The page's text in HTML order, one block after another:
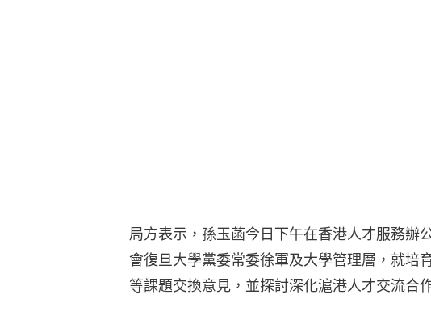
局方表示，孫玉菡今日下午在香港人才服務辦
會復旦大學黨委常委徐軍及大學管理層，就培
等課題交換意見，並探討深化滬港人才交流合